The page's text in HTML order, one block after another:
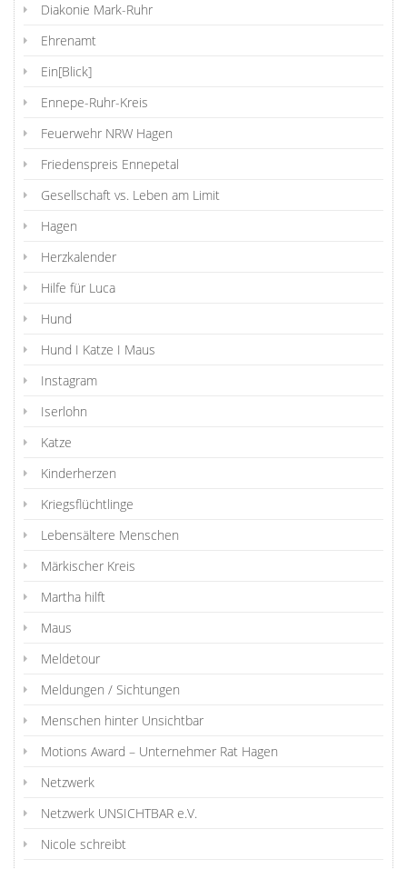
Diakonie Mark-Ruhr
Ehrenamt
Ein[Blick]
Ennepe-Ruhr-Kreis
Feuerwehr NRW Hagen
Friedenspreis Ennepetal
Gesellschaft vs. Leben am Limit
Hagen
Herzkalender
Hilfe für Luca
Hund
Hund I Katze I Maus
Instagram
Iserlohn
Katze
Kinderherzen
Kriegsflüchtlinge
Lebensältere Menschen
Märkischer Kreis
Martha hilft
Maus
Meldetour
Meldungen / Sichtungen
Menschen hinter Unsichtbar
Motions Award – Unternehmer Rat Hagen
Netzwerk
Netzwerk UNSICHTBAR e.V.
Nicole schreibt